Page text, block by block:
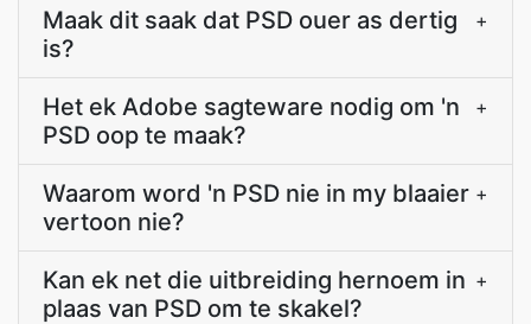
Maak dit saak dat PSD ouer as dertig
is?
+
Het ek Adobe sagteware nodig om 'n
PSD oop te maak?
+
Waarom word 'n PSD nie in my blaaier
vertoon nie?
+
Kan ek net die uitbreiding hernoem in
plaas van PSD om te skakel?
+